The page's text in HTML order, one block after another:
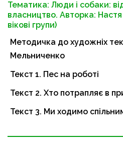
Тематика: Люди і собаки:
власництво. Авторка:
вікові групи)
Методичка до художніх
Мельниченко
Текст 1. Пес на роботі
Текст 2. Хто потрапляє в
Текст 3. Ми ходимо